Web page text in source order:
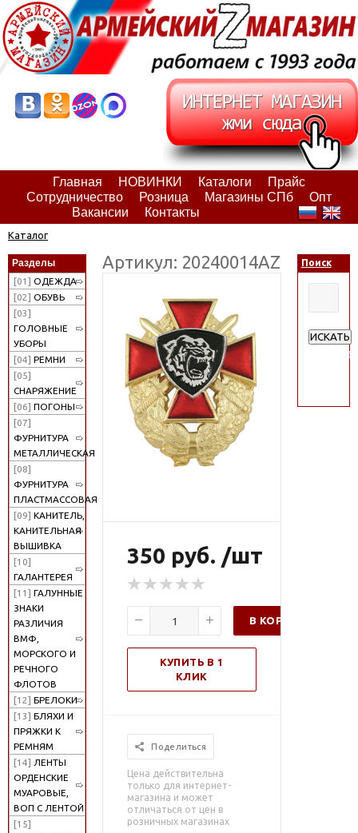
Главная НОВИНКИ Каталоги
Прайс
Сотрудничество
Розница Магазины СПб
Опт
Вакансии
Контакты
Каталог
Разделы
[01] ОДЕЖДА
[02] ОБУВЬ
[03]
ГОЛОВНЫЕ
УБОРЫ
[04] РЕМНИ
[05]
СНАРЯЖЕНИЕ
[06] ПОГОНЫ
[07]
ФУРНИТУРА
МЕТАЛЛИЧЕСКАЯ
[08]
ФУРНИТУРА
ПЛАСТМАССОВАЯ
[09] КАНИТЕЛЬ,
КАНИТЕЛЬНАЯ
ВЫШИВКА
[10]
ГАЛАНТЕРЕЯ
[11] ГАЛУННЫЕ
ЗНАКИ
РАЗЛИЧИЯ
ВМФ,
МОРСКОГО И
РЕЧНОГО
ФЛОТОВ
[12] БРЕЛОКИ
[13] БЛЯХИ И
ПРЯЖКИ К
РЕМНЯМ
[14] ЛЕНТЫ
ОРДЕНСКИЕ
МУАРОВЫЕ,
ВОП С ЛЕНТОЙ
[15]
Артикул: 20240014АZ
350 руб. /шт
В КОРЗИНУ
КУПИТЬ В 1
КЛИК
Поделиться
Цена действительна
только для интернет-
магазина и может
отличаться от цен в
розничных магазинах
Поиск
ИСКАТЬ